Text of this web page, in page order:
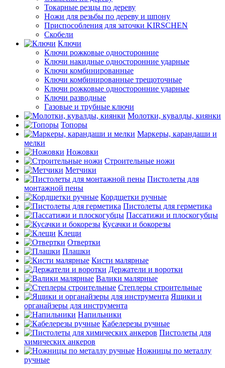
Токарные резцы по дереву
Ножи для резьбы по дереву и шпону
Приспособления для заточки KIRSCHEN
Скобели
Ключи
Ключи рожковые односторонние
Ключи накидные односторонние ударные
Ключи комбинированные
Ключи комбинированные трещоточные
Ключи рожковые односторонние ударные
Ключи разводные
Газовые и трубные ключи
Молотки, кувалды, киянки
Топоры
Маркеры, карандаши и
мелки
Ножовки
Строительные ножи
Метчики
Пистолеты для
монтажной пены
Кордщетки ручные
Пистолеты для герметика
Пассатижи и плоскогубцы
Кусачки и бокорезы
Клещи
Отвертки
Плашки
Кисти малярные
Держатели и воротки
Валики малярные
Степлеры строительные
Ящики и
органайзеры для инструмента
Напильники
Кабелерезы ручные
Пистолеты для
химических анкеров
Ножницы по металлу
ручные